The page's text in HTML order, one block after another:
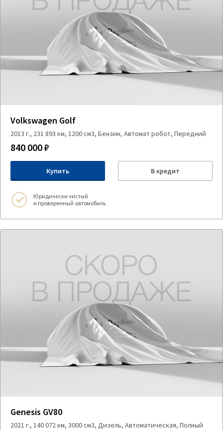
Volkswagen Golf
2013 г., 231 893 км, 1200 см3, Бензин, Автомат робот, Передний
840 000 ₽
Купить В кредит
Юридически чистый
и проверенный автомобиль
Genesis GV80
2021 г., 140 072 км, 3000 см3, Дизель, Автоматическая, Полный